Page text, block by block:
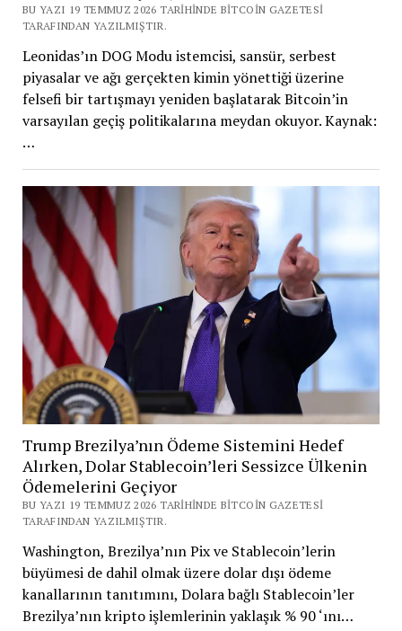
BU YAZI 19 TEMMUZ 2026 TARIHINDE BITCOIN GAZETESI
TARAFINDAN YAZILMIŞTIR.
Leonidas’ın DOG Modu istemcisi, sansür, serbest
piyasalar ve ağı gerçekten kimin yönettiği üzerine
felsefi bir tartışmayı yeniden başlatarak Bitcoin’in
varsayılan geçiş politikalarına meydan okuyor. Kaynak:
…
Trump Brezilya’nın Ödeme Sistemini Hedef
Alırken, Dolar Stablecoin’leri Sessizce Ülkenin
Ödemelerini Geçiyor
BU YAZI 19 TEMMUZ 2026 TARIHINDE BITCOIN GAZETESI
TARAFINDAN YAZILMIŞTIR.
Washington, Brezilya’nın Pix ve Stablecoin’lerin
büyümesi de dahil olmak üzere dolar dışı ödeme
kanallarının tanıtımını, Dolara bağlı Stablecoin’ler
Brezilya’nın kripto işlemlerinin yaklaşık % 90 ‘ını…